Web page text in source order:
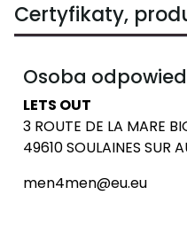
Certyfikaty,
Osoba
LETS OUT
3 ROUTE DE LA MARE
49610 SOULAINES SUR
men4men@eu.eu